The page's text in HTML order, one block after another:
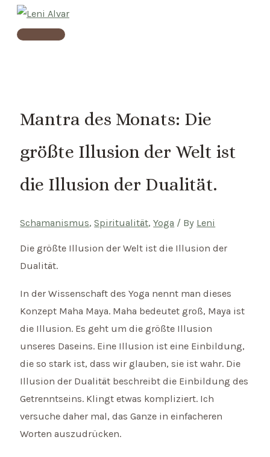
Skip
Main
Mantra des Monats: Die
größte Illusion der Welt ist
die Illusion der Dualität.
Schamanismus,Spiritualität,Yoga / By Leni
Die größte Illusion der Welt ist die Illusion der
Dualität.
In der Wissenschaft des Yoga nennt man dieses
Konzept Maha Maya. Maha bedeutet groß, Maya ist
die Illusion. Es geht um die größte Illusion
unseres Daseins. Eine Illusion ist eine Einbildung,
die so stark ist, dass wir glauben, sie ist wahr. Die
Illusion der Dualität beschreibt die Einbildung des
Getrenntseins. Klingt etwas kompliziert. Ich
versuche daher mal, das Ganze in einfacheren
Worten auszudrücken.